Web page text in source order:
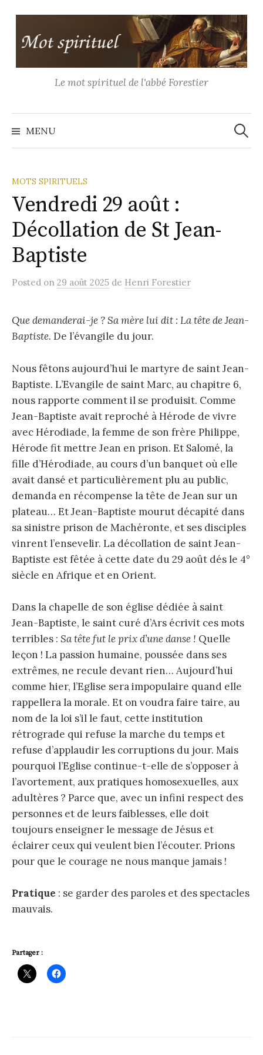
contenu
Le mot spirituel de l'abbé Forestier
MENU
MOTS SPIRITUELS
Vendredi 29 août :
Décollation de St Jean-
Baptiste
Posted on 29 août 2025 de Henri Forestier
Que demanderai-je ? Sa mère lui dit : La tête de Jean-
Baptiste. De l’évangile du jour.
Nous fêtons aujourd’hui le martyre de saint Jean-
Baptiste. L’Evangile de saint Marc, au chapitre 6,
nous rapporte comment il se produisit. Comme
Jean-Baptiste avait reproché à Hérode de vivre
avec Hérodiade, la femme de son frère Philippe,
Hérode fit mettre Jean en prison. Et Salomé, la
fille d’Hérodiade, au cours d’un banquet où elle
avait dansé et particulièrement plu au public,
demanda en récompense la tête de Jean sur un
plateau… Et Jean-Baptiste mourut décapité dans
sa sinistre prison de Machéronte, et ses disciples
vinrent l’ensevelir. La décollation de saint Jean-
Baptiste est fêtée à cette date du 29 août dés le 4°
siècle en Afrique et en Orient.
Dans la chapelle de son église dédiée à saint
Jean-Baptiste, le saint curé d’Ars écrivit ces mots
terribles : Sa tête fut le prix d’une danse ! Quelle
leçon ! La passion humaine, poussée dans ses
extrêmes, ne recule devant rien… Aujourd’hui
comme hier, l’Eglise sera impopulaire quand elle
rappellera la morale. Et on voudra faire taire, au
nom de la loi s’il le faut, cette institution
rétrograde qui refuse la marche du temps et
refuse d’applaudir les corruptions du jour. Mais
pourquoi l’Eglise continue-t-elle de s’opposer à
l’avortement, aux pratiques homosexuelles, aux
adultères ? Parce que, avec un infini respect des
personnes et de leurs faiblesses, elle doit
toujours enseigner le message de Jésus et
éclairer ceux qui veulent bien l’écouter. Prions
pour que le courage ne nous manque jamais !
Pratique : se garder des paroles et des spectacles
mauvais.
Partager :